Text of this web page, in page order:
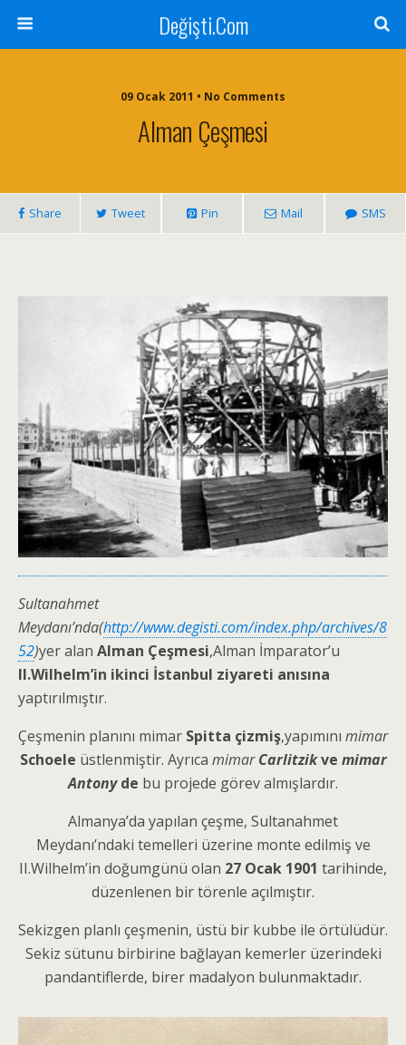
Değişti.Com
09 Ocak 2011 • No Comments
Alman Çeşmesi
Share Tweet Pin Mail SMS
Sultanahmet
Meydanı’nda(http://www.degisti.com/index.php/archives/8
52)yer alan Alman Çeşmesi,Alman İmparator’u
II.Wilhelm’in ikinci İstanbul ziyareti anısına
yaptırılmıştır.
Çeşmenin planını mimar Spitta çizmiş,yapımını mimar
Schoele üstlenmiştir. Ayrıca mimarCarlitzikve mimar
Antonyde bu projede görev almışlardır.
Almanya’da yapılan çeşme, Sultanahmet
Meydanı’ndaki temelleri üzerine monte edilmiş ve
II.Wilhelm’in doğumgünü olan 27 Ocak 1901 tarihinde,
düzenlenen bir törenle açılmıştır.
Sekizgen planlı çeşmenin, üstü bir kubbe ile örtülüdür.
Sekiz sütunu birbirine bağlayan kemerler üzerindeki
pandantiflerde, birer madalyon bulunmaktadır.